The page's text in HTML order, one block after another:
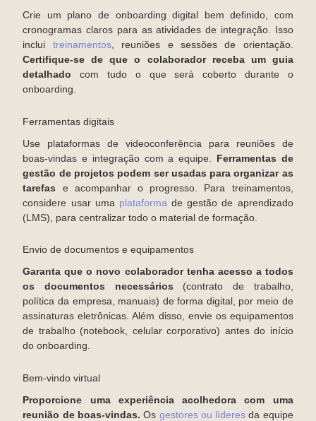
Crie um plano de onboarding digital bem definido, com
cronogramas claros para as atividades de integração. Isso
inclui treinamentos, reuniões e sessões de orientação.
Certifique-se de que o colaborador receba um guia
detalhado com tudo o que será coberto durante o
onboarding.
Ferramentas digitais
Use plataformas de videoconferência para reuniões de
boas-vindas e integração com a equipe. Ferramentas de
gestão de projetos podem ser usadas para organizar as
tarefas e acompanhar o progresso. Para treinamentos,
considere usar uma plataforma de gestão de aprendizado
(LMS), para centralizar todo o material de formação.
Envio de documentos e equipamentos
Garanta que o novo colaborador tenha acesso a todos
os documentos necessários (contrato de trabalho,
política da empresa, manuais) de forma digital, por meio de
assinaturas eletrônicas. Além disso, envie os equipamentos
de trabalho (notebook, celular corporativo) antes do início
do onboarding.
Bem-vindo virtual
Proporcione uma experiência acolhedora com uma
reunião de boas-vindas. Os gestores ou líderes da equipe